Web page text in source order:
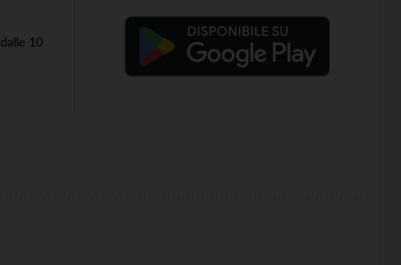
dalle 10